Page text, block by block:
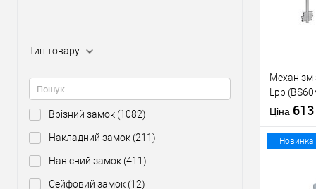
Тип товару
Врізний замок (1082)
Накладний замок (211)
Навісний замок (411)
Сейфовий замок (12)
У
Матеріал
Країна
Міжосьова
Механізм
Lpb
ключів
Ціна 613
Новинка